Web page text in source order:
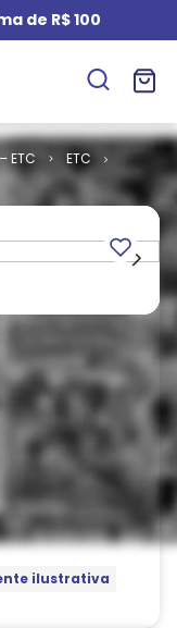
de R$ 100
ETC
ETC
ilustrativa